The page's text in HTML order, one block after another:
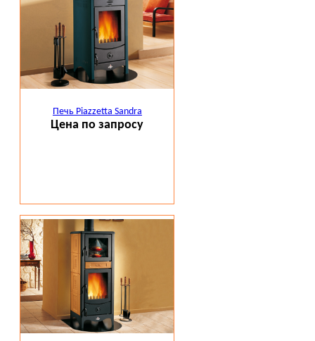
Печь Piazzetta Sandra
Цена по запросу